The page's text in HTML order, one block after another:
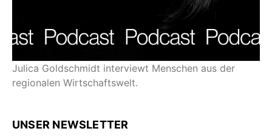
Julica Goldschmidt interviewt Menschen aus der
regionalen Wirtschaftswelt.
UNSER NEWSLETTER